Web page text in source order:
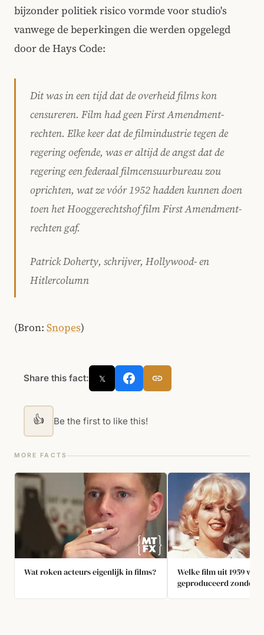
bijzonder politiek risico vormde voor studio's
vanwege de beperkingen die werden opgelegd
door de Hays Code:
Dit was in een tijd dat de overheid films kon
censureren. Film had geen First Amendment-
rechten. Elke keer dat de filmindustrie tegen de
regering oefende, was er altijd de angst dat de
regering een federaal filmcensuurbureau zou
oprichten, wat ze vóór 1952 hadden kunnen doen
toen het Hooggerechtshof film First Amendment-
rechten gaf.
Patrick Doherty, schrijver, Hollywood- en
Hitlercolumn
(Bron: Snopes)
Share this fact: 𝕏
👍 Be the first to like this!
MORE FACTS
Wat roken acteurs eigenlijk in films?
Welke film uit 1959
geproduceerd zonder